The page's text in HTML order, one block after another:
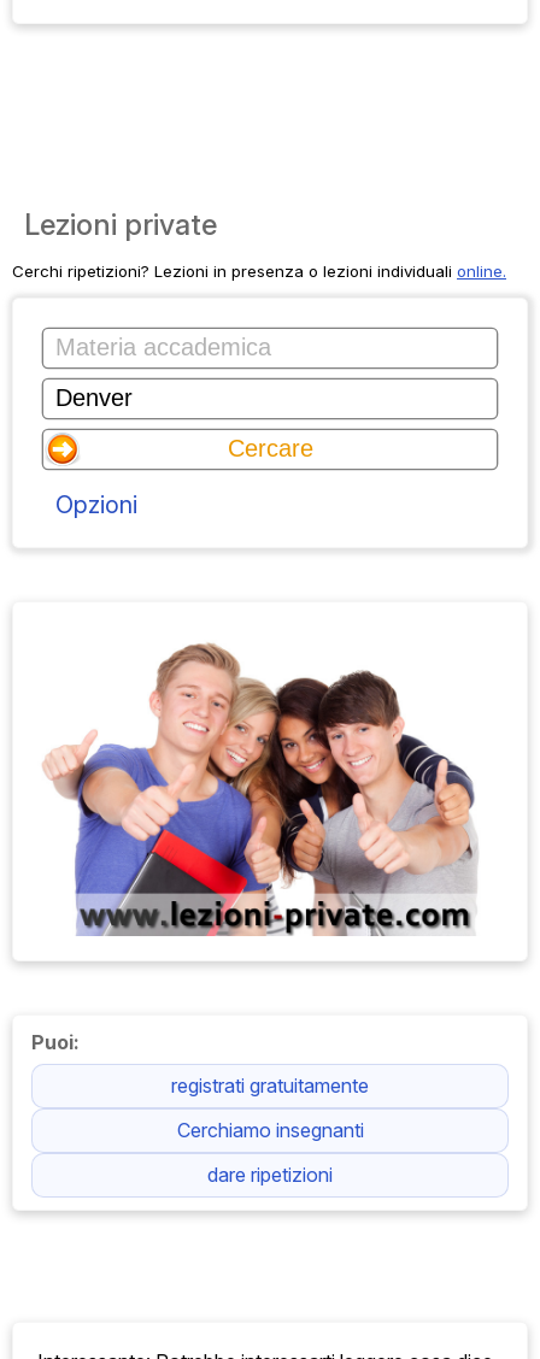
Lezioni private
Cerchi ripetizioni? Lezioni in presenza o lezioni individuali online.
Opzioni
Puoi:
registrati gratuitamente
Cerchiamo insegnanti
dare ripetizioni